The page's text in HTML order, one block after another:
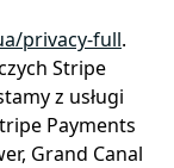
privacy-full.
Stripe
z usługi
Payments
Grand Canal